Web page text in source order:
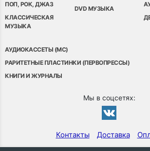
ПОП, РОК, ДЖАЗ
КЛАССИЧЕСКАЯ
МУЗЫКА
DVD МУЗЫКА
АУДИОКАССЕТЫ (MC)
РАРИТЕТНЫЕ ПЛАСТИНКИ (ПЕРВОПРЕССЫ)
КНИГИ И ЖУРНАЛЫ
Мы в соцсетях:
Контакты Доставка